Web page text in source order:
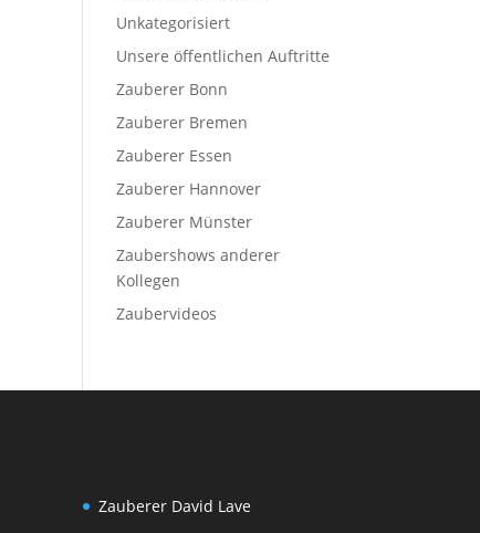
Unkategorisiert
Unsere öffentlichen Auftritte
Zauberer Bonn
Zauberer Bremen
Zauberer Essen
Zauberer Hannover
Zauberer Münster
Zaubershows anderer
Kollegen
Zaubervideos
Zauberer David Lave